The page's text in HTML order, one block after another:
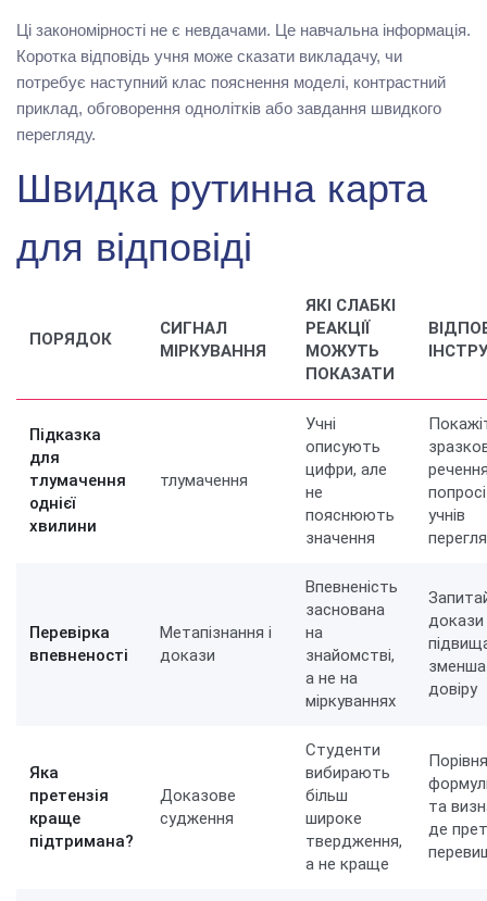
Ці закономірності не є невдачами. Це навчальна інформація.
Коротка відповідь учня може сказати викладачу, чи
потребує наступний клас пояснення моделі, контрастний
приклад, обговорення однолітків або завдання швидкого
перегляду.
Швидка рутинна карта
для відповіді
ПОРЯДОК
СИГНАЛ
МІРКУВАННЯ
ЯКІ СЛАБКІ
РЕАКЦІЇ
МОЖУТЬ
ПОКАЗАТИ
Підказка
для
тлумачення
однієї
хвилини
тлумачення
Учні
описують
цифри, але
не
пояснюють
значення
учнів
Перевірка
впевненості
Метапізнання і
докази
Впевненість
заснована
на
знайомстві,
а не на
міркуваннях
докази
довіру
Яка
претензія
краще
підтримана?
Доказове
судження
Студенти
вибирають
більш
широке
твердження,
а не краще
та
де